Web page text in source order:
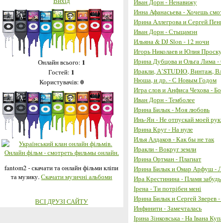
Онлайн всього: 1
Гостей: 1
Користувачів: 0
fantom2 - скачати та онлайн фільми кліпи
та музику.Скачати музичні альбоми
ВСІ ДРУЗІ САЙТУ
Иван Дорн - Ненавижу
Инна Афанасьева - Хочешь
Ирина Аллегрова и Сергей
Иван Дорн - Стыцамэн
Ильяна & DJ Slon - 12 ночи
Игорь Николаев и Юлия
Ирина Дубцова и Ольга Лима -
Иракли, А’STUDIO, Винтаж,
Нюша, и др. - С Новым Годом
Игра слов и Анфиса Чехова -
Иван Дорн - Темболее
Ирина Билык - Моя любовь
Инь-Ян - Не отпускай моей
Ирина Круг - На нуле
Илья Алдаков - Как бы не так
Иракли - Вокруг земли
Ирина Ортман - Плагиат
Ирина Билык и Омар Арфуш -
Ира Крестинина - Пламя забудь
Ірена - Ти потрібен мені
Ирина Билык и Сергей
Инфинити - Замечталась
Ірина Зінковська - На Івана